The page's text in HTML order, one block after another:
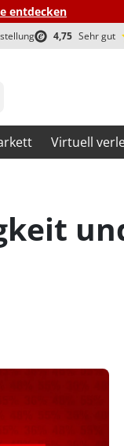
entdecken
4,75 Sehr gut
Virtuell